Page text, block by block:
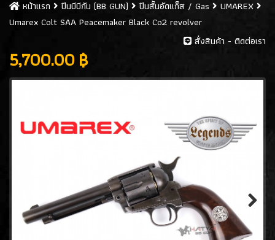
ปืนบีบีกัน (BB GUN)
ปืนสั้นอัดแก็ส / GAS(546)
- ARMY(61)
- KJW(32)
- ASG (8)
- Goldden Eagle(18)
- Bell(64)
- AW
หน้าเเรก ปืนบีบีกัน (BB GUN) ปืนสั้นอัดแก็ส / Gas
UMAREX
Umarex Colt SAA Peacemaker Black Co2 revolver
สั่งสินค้า - ติดต่อเรา
5,700.00 ฿
Next